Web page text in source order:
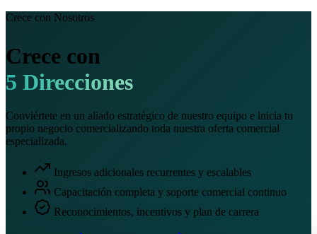
Crece con Nosotros
Crece con
5 Direcciones
Conviértete en un aliado estratégico de nuestro equipo e inicia tu
propio negocio comercializando toda nuestra oferta comercial
especializada.
Ingresos adicionales recurrentes y escalables
Capacitación completa y soporte comercial continuo
Reconocimientos, incentivos y plan de carrera